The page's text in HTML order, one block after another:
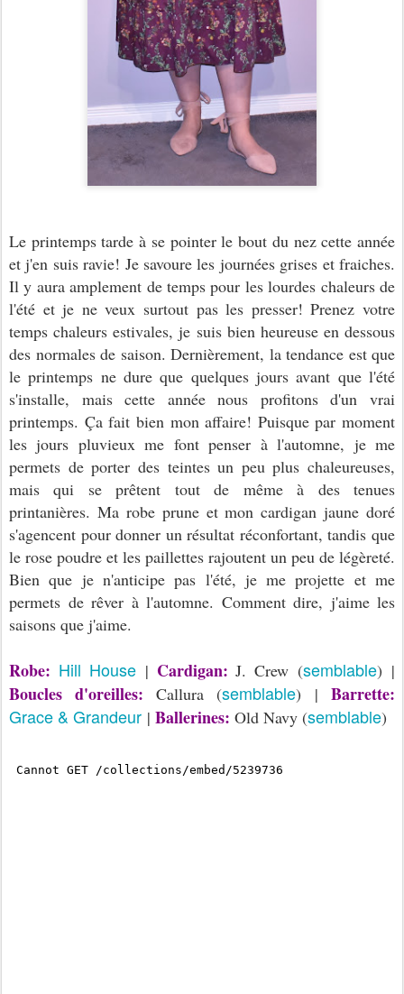
Le printemps tarde à se pointer le bout du nez cette année
et j'en suis ravie! Je savoure les journées grises et fraiches.
Il y aura amplement de temps pour les lourdes chaleurs de
l'été et je ne veux surtout pas les presser! Prenez votre
temps chaleurs estivales, je suis bien heureuse en dessous
des normales de saison. Dernièrement, la tendance est que
le printemps ne dure que quelques jours avant que l'été
s'installe, mais cette année nous profitons d'un vrai
printemps. Ça fait bien mon affaire! Puisque par moment
les jours pluvieux me font penser à l'automne, je me
permets de porter des teintes un peu plus chaleureuses,
mais qui se prêtent tout de même à des tenues
printanières. Ma robe prune et mon cardigan jaune doré
s'agencent pour donner un résultat réconfortant, tandis que
le rose poudre et les paillettes rajoutent un peu de légèreté.
Bien que je n'anticipe pas l'été, je me projette et me
permets de rêver à l'automne. Comment dire, j'aime les
saisons que j'aime.
Robe: Hill House| Cardigan: J. Crew (semblable) |
Boucles d'oreilles: Callura (semblable) |Barrette:
Grace & Grandeur | Ballerines: Old Navy (semblable)